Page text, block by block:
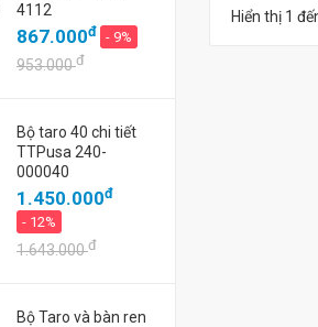
4112
867.000đ - 9%
953.000đ
Bộ taro 40 chi tiết
TTPusa 240-
000040
1.450.000đ
- 12%
1.643.000đ
Bộ Taro và bàn ren
Hiển thị 1